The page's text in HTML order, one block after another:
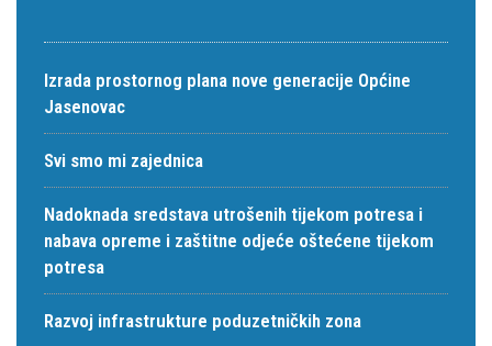
Izrada prostornog plana nove generacije Općine
Jasenovac
Svi smo mi zajednica
Nadoknada sredstava utrošenih tijekom potresa i
nabava opreme i zaštitne odjeće oštećene tijekom
potresa
Razvoj infrastrukture poduzetničkih zona